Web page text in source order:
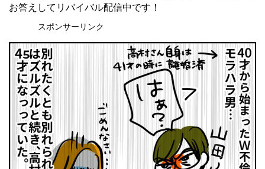
お答えしてリバイバル配信中です！
スポンサーリンク